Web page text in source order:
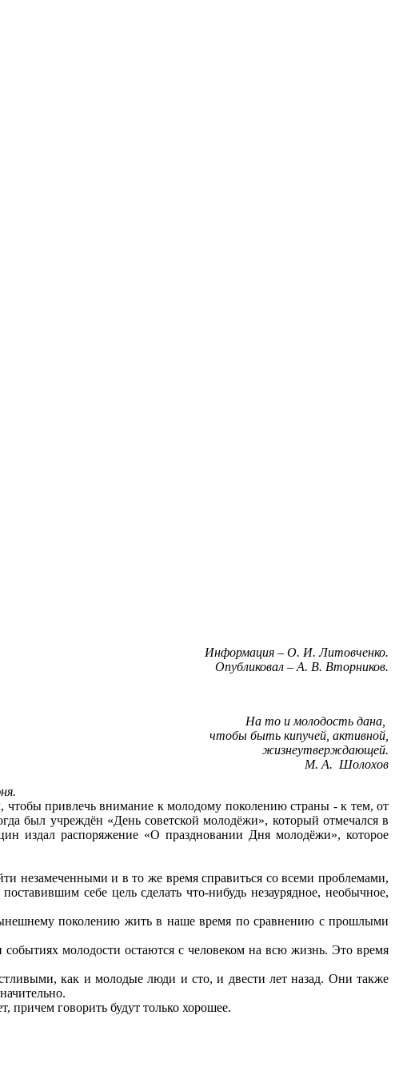
Информация – О. И. Литовченко.
Опубликовал – А. В. Вторников.
На то и молодость дана,
чтобы быть кипучей, активной,
жизнеутверждающей.
М. А. Шолохов
чтобы привлечь внимание к молодому поколению страны - к тем, от
был учреждён «День советской молодёжи», который отмечался в
издал распоряжение «О праздновании Дня молодёжи», которое
незамеченными и в то же время справиться со всеми проблемами,
себе цель сделать что-нибудь незаурядное, необычное,
поколению жить в наше время по сравнению с прошлыми
молодости остаются с человеком на всю жизнь. Это время
как и молодые люди и сто, и двести лет назад. Они также
причем говорить будут только хорошее.